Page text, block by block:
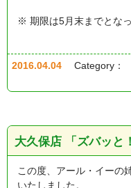
※ 期限は5月末までとなっ
2016.04.04 Category：
大久保店 「ズバッと
この度、アール・イーの
いたしました。